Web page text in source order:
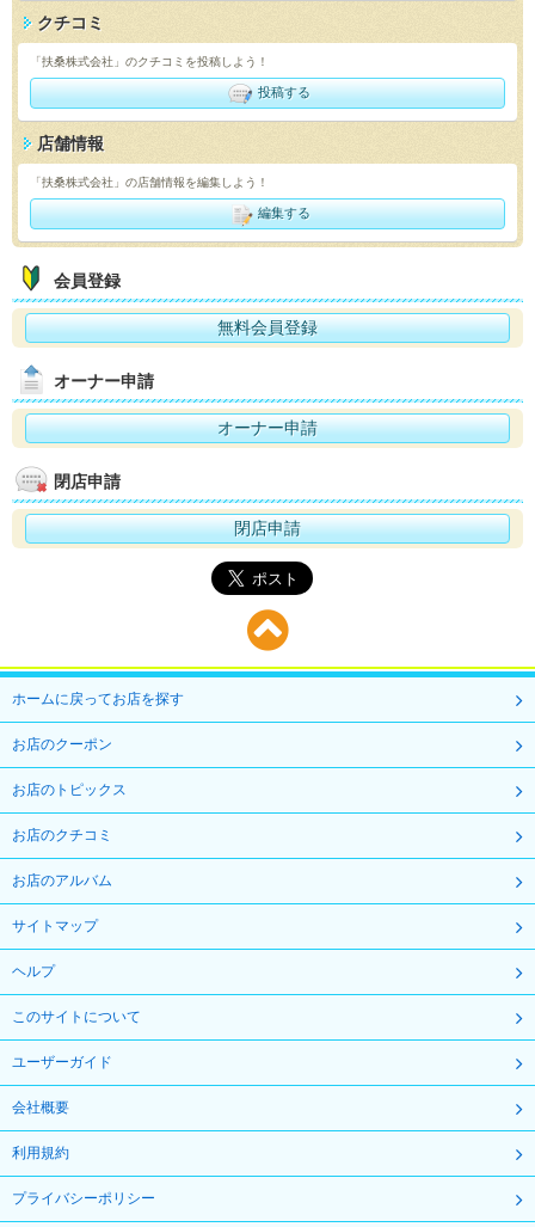
クチコミ
「扶桑株式会社」のクチコミを投稿しよう！
投稿する
店舗情報
「扶桑株式会社」の店舗情報を編集しよう！
編集する
会員登録
無料会員登録
オーナー申請
オーナー申請
閉店申請
閉店申請
ホームに戻ってお店を探す
お店のクーポン
お店のトピックス
お店のクチコミ
お店のアルバム
サイトマップ
ヘルプ
このサイトについて
ユーザーガイド
会社概要
利用規約
プライバシーポリシー